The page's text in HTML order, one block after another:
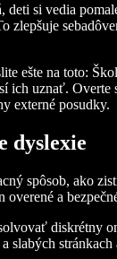
deti si vedia
zlepšuje
ešte na toto:
ich uznať. Overte
externé posudky.
dyslexie
spôsob, ako
a
diskrétny
slabých